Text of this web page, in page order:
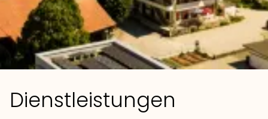
Dienst­leistungen